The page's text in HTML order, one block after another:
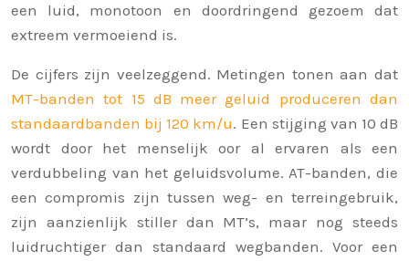
een luid, monotoon en doordringend gezoem dat
extreem vermoeiend is.
De cijfers zijn veelzeggend. Metingen tonen aan dat
MT-banden tot 15 dB meer geluid produceren dan
standaardbanden bij 120 km/u. Een stijging van 10 dB
wordt door het menselijk oor al ervaren als een
verdubbeling van het geluidsvolume. AT-banden, die
een compromis zijn tussen weg- en terreingebruik,
zijn aanzienlijk stiller dan MT’s, maar nog steeds
luidruchtiger dan standaard wegbanden. Voor een